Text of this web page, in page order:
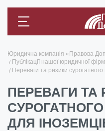
Юридична компанія «Правова
Публікації нашої юридичної
Переваги та ризики
ПЕРЕВАГИ ТА
ДЛЯ